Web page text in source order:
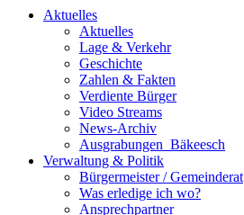
Aktuelles
Aktuelles
Lage & Verkehr
Geschichte
Zahlen & Fakten
Verdiente Bürger
Video Streams
News-Archiv
Ausgrabungen_Bäkeesch
Verwaltung & Politik
Bürgermeister / Gemeinderat
Was erledige ich wo?
Ansprechpartner